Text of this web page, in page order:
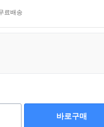
료배송
바로구매